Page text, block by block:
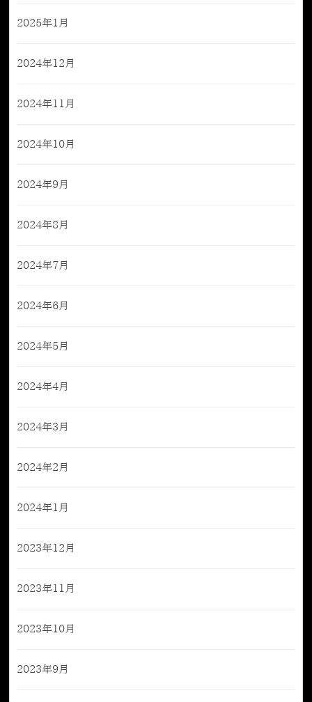
2025年1月
2024年12月
2024年11月
2024年10月
2024年9月
2024年8月
2024年7月
2024年6月
2024年5月
2024年4月
2024年3月
2024年2月
2024年1月
2023年12月
2023年11月
2023年10月
2023年9月